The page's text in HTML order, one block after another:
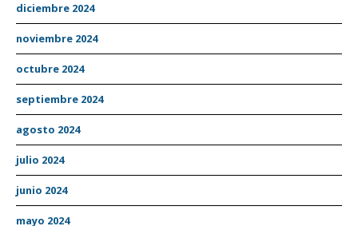
diciembre 2024
noviembre 2024
octubre 2024
septiembre 2024
agosto 2024
julio 2024
junio 2024
mayo 2024